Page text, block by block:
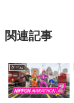
関連記事
ゲーム